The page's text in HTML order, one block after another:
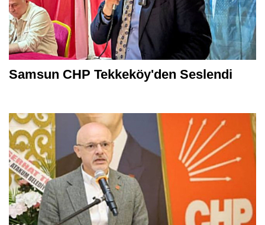
Samsun CHP Tekkeköy'den Seslendi